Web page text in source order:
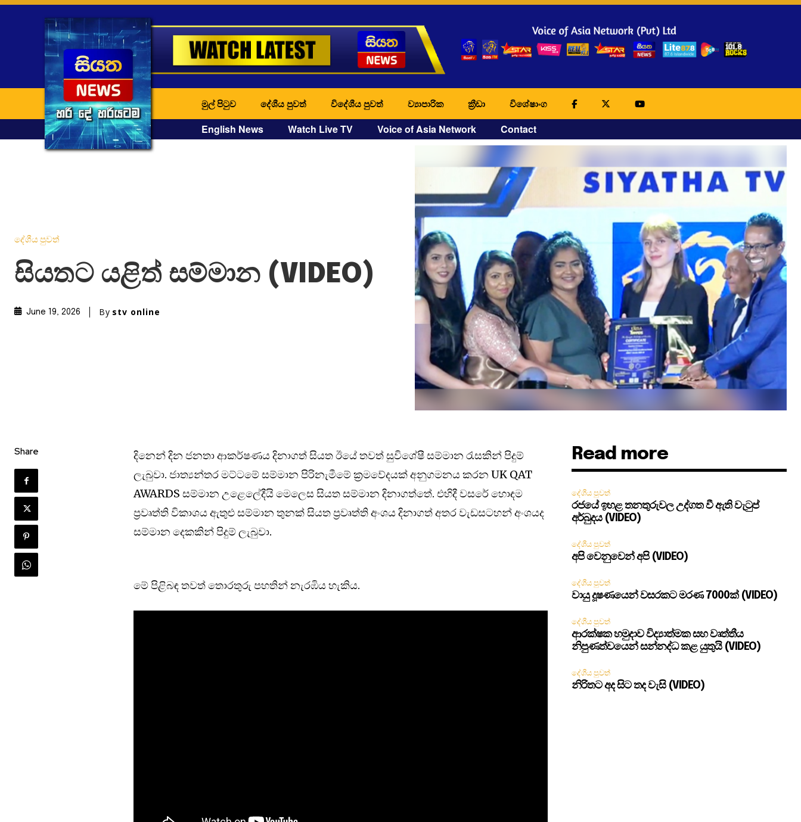
මුල් පිටුව දේශීය පුවත් විදේශීය පුවත් ව්‍යාපාරික ක්‍රීඩා විශේෂාංග
English News Watch Live TV Voice of Asia Network Contact
දේශීය පුවත්
සියතට යළිත් සම්මාන (VIDEO)
June 19, 2026 By stv online
Share
දිනෙන් දින ජනතා ආකර්ෂණය දිනාගත් සියත ඊයේ තවත් සුවිශේෂී සම්මාන රැසකින් පිදුම්
ලැබුවා. ජාත්‍යන්තර මට්ටමේ සම්මාන පිරිනැමීමේ ක්‍රමවේදයක් අනුගමනය කරන UK QAT
AWARDS සම්මාන උළෙලේදීයි මෙලෙස සියත සම්මාන දිනාගත්තේ. එහිදී වසරේ හොඳම
ප්‍රවෘත්ති විකාශය ඇතුළු සම්මාන තුනක් සියත ප්‍රවෘත්ති අංශය දිනාගත් අතර වැඩසටහන් අංශයද
සම්මාන දෙකකින් පිදුම් ලැබුවා.
මේ පිළිබඳ තවත් තොරතුරු පහතින් නැරඹිය හැකිය.
Read more
දේශීය පුවත්
රජයේ ඉහළ තනතුරුවල උද්ගත වී ඇති වැටුප්
අර්බුදය (VIDEO)
දේශීය පුවත්
අපි වෙනුවෙන් අපි (VIDEO)
දේශීය පුවත්
වායු දූෂණයෙන් වසරකට මරණ 7000ක් (VIDEO)
දේශීය පුවත්
ආරක්ෂක හමුදාව විද්‍යාත්මක සහ වෘත්තීය
නිපුණත්වයෙන් සන්නද්ධ කළ යුතුයි (VIDEO)
දේශීය පුවත්
නිරිතට අද සිට තද වැසි (VIDEO)